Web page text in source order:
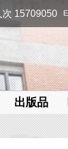
次 15709050
出版品